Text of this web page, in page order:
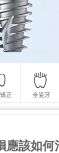
正 全瓷牙
應該如